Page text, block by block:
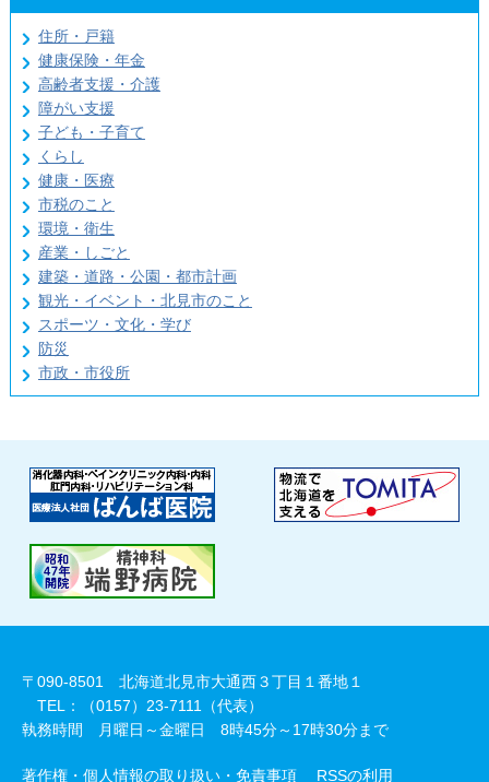
住所・戸籍
健康保険・年金
高齢者支援・介護
障がい支援
子ども・子育て
くらし
健康・医療
市税のこと
環境・衛生
産業・しごと
建築・道路・公園・都市計画
観光・イベント・北見市のこと
スポーツ・文化・学び
防災
市政・市役所
〒090-8501 北海道北見市大通西３丁目１番地１
TEL：（0157）23-7111（代表）
執務時間 月曜日～金曜日 8時45分～17時30分まで
著作権・個人情報の取り扱い・免責事項 RSSの利用